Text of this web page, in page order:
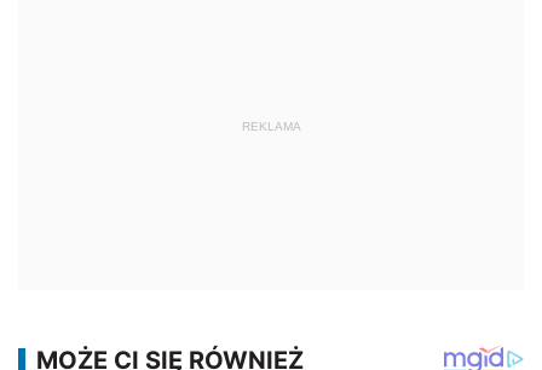
REKLAMA